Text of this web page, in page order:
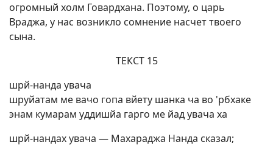
огромный холм Говардхана. Поэтому, о царь
Враджа, у нас возникло сомнение насчет твоего
сына.
ТЕКСТ 15
шрй-нанда увача
шруйатам ме вачо гопа вйету шанка ча во 'рбхаке
энам кумарам уддишйа гарго ме йад увача ха
шрй-нандах увача — Махараджа Нанда сказал;